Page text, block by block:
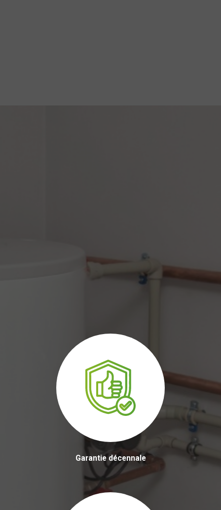
Garantie décennale